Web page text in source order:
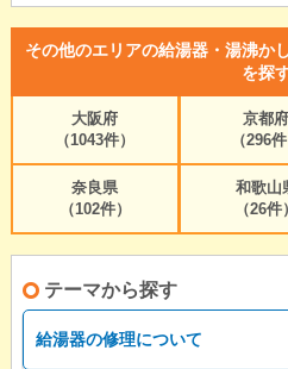
その他のエリアの給湯器・湯沸か
を探
大阪府
（1043件）
京都府
（296件
奈良県
（102件）
和歌山
（26件）
テーマから探す
給湯器の修理について